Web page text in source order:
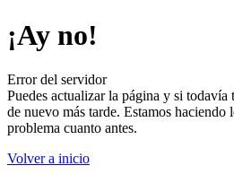
¡Ay no!
Error del servidor
Puedes actualizar la página y si todavía
de nuevo más tarde. Estamos haciendo
problema cuanto antes.
Volver a inicio